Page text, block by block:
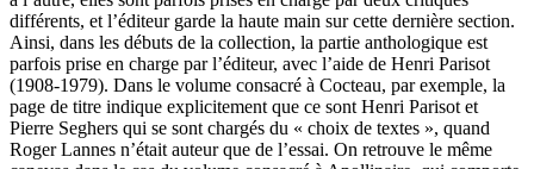
différents, et l’éditeur garde la haute main sur cette dernière section.
Ainsi, dans les débuts de la collection, la partie anthologique est
parfois prise en charge par l’éditeur, avec l’aide de Henri Parisot
(1908-1979). Dans le volume consacré à Cocteau, par exemple, la
page de titre indique explicitement que ce sont Henri Parisot et
Pierre Seghers qui se sont chargés du « choix de textes », quand
Roger Lannes n’était auteur que de l’essai. On retrouve le même